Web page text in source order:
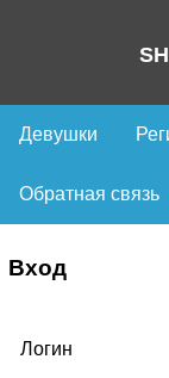
Девушки
Обратная связь
Вход
Логин